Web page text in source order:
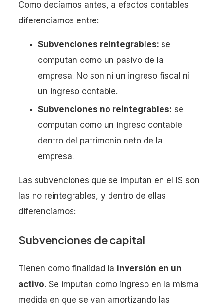
Como decíamos antes, a efectos contables
diferenciamos entre:
Subvenciones reintegrables: se
computan como un pasivo de la
empresa. No son ni un ingreso fiscal ni
un ingreso contable.
Subvenciones no reintegrables: se
computan como un ingreso contable
dentro del patrimonio neto de la
empresa.
Las subvenciones que se imputan en el IS son
las no reintegrables, y dentro de ellas
diferenciamos:
Subvenciones de capital
Tienen como finalidad la inversión en un
activo. Se imputan como ingreso en la misma
medida en que se van amortizando las